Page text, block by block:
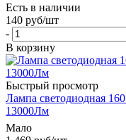
Есть в наличии
140 руб/шт
-
В корзину
Быстрый просмотр
Лампа светодиодная
13000Лм
Мало